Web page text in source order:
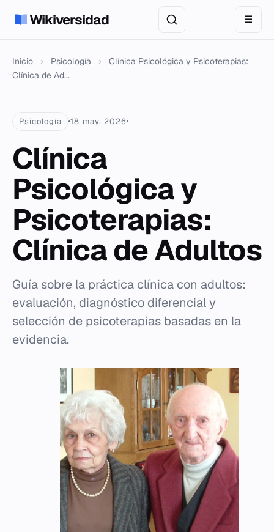
Wikiversidad ☰
Inicio › Psicología ›
Clínica Psicológica y Psicoterapias:
Clínica de Ad...
Psicología 18 may. 2026
Clínica
Psicológica y
Psicoterapias:
Clínica de Adultos
Guía sobre la práctica clínica con adultos:
evaluación, diagnóstico diferencial y
selección de psicoterapias basadas en la
evidencia.